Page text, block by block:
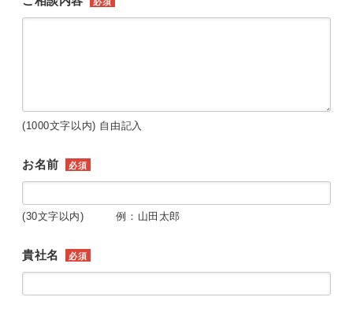
(1000文字以内) 自由記入
お名前 必須
(30文字以内) 例：山田太郎
貴社名 必須